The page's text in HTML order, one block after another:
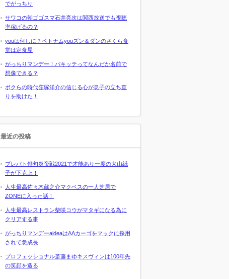
でがっちり
サワコの朝ゴゴスマ石井亮次は関西放送でも視聴
率稼げるの？
youは何しに？ベトナムyouズン＆ダンのさくら食
堂は定食屋
がっちりマンデー！パキッテってなんだか名前で
想像できる？
ボクらの時代窪塚洋介の信じる心が息子の立ち直
りを助けた！
最近の投稿
プレバト俳句炎帝戦2021で才能あり一度の犬山紙
子が下克上！
人生最高佐々木蔵之介マクベスの一人芝居で
ZONEに入った話！
人生最高レストラン柴咲コウがマタギになる為に
クリアする事
がっちりマンデーaideaはAAカーゴをマックに採用
されて急成長
プロフェッショナル斎藤まゆキスヴィンは100年先
の笑顔を造る